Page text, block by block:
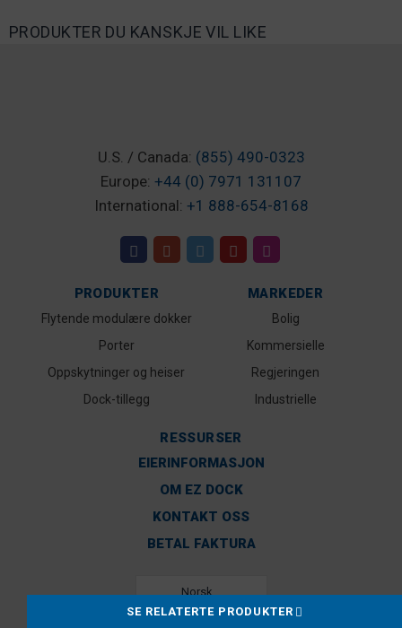
PRODUKTER DU KANSKJE VIL LIKE
SE RELATERTE PRODUKTER
U.S. / Canada: (855) 490-0323
Europe: +44 (0) 7971 131107
International: +1 888-654-8168
PRODUKTER
Flytende modulære dokker
Porter
Oppskytninger og heiser
Dock-tillegg
MARKEDER
Bolig
Kommersielle
Regjeringen
Industrielle
RESSURSER
EIERINFORMASJON
OM EZ DOCK
KONTAKT OSS
BETAL FAKTURA
Norsk